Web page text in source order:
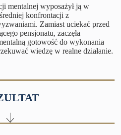
mentalnej wyposażył ją w
konfrontacji z
Zamiast uciekać przed
pensjonatu, zaczęła
gotowość do wykonania
wiedzę w realne działanie.